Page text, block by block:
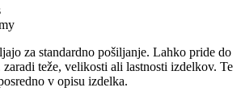
za standardno pošiljanje. Lahko pride do
teže, velikosti ali lastnosti izdelkov. Te
v opisu izdelka.